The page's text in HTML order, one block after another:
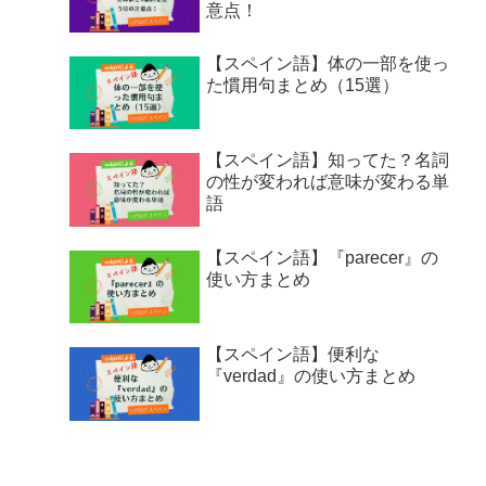
意点！
【スペイン語】体の一部を使っ
た慣用句まとめ（15選）
【スペイン語】知ってた？名詞
の性が変われば意味が変わる単
語
【スペイン語】『parecer』の
使い方まとめ
【スペイン語】便利な
『verdad』の使い方まとめ